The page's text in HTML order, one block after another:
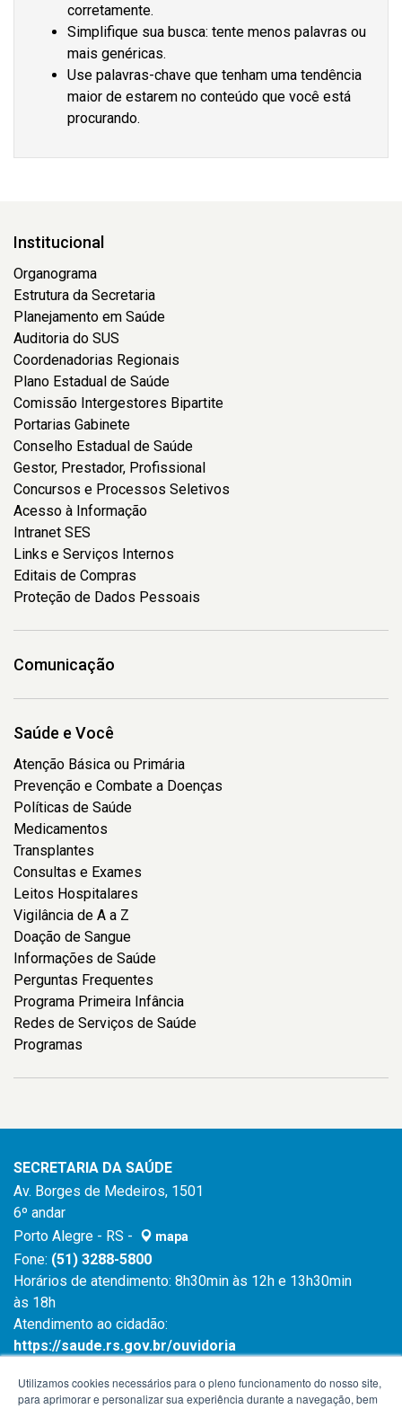
corretamente.
Simplifique sua busca: tente menos palavras ou
mais genéricas.
Use palavras-chave que tenham uma tendência
maior de estarem no conteúdo que você está
procurando.
Institucional
Organograma
Estrutura da Secretaria
Planejamento em Saúde
Auditoria do SUS
Coordenadorias Regionais
Plano Estadual de Saúde
Comissão Intergestores Bipartite
Portarias Gabinete
Conselho Estadual de Saúde
Gestor, Prestador, Profissional
Concursos e Processos Seletivos
Acesso à Informação
Intranet SES
Links e Serviços Internos
Editais de Compras
Proteção de Dados Pessoais
Comunicação
Saúde e Você
Atenção Básica ou Primária
Prevenção e Combate a Doenças
Políticas de Saúde
Medicamentos
Transplantes
Consultas e Exames
Leitos Hospitalares
Vigilância de A a Z
Doação de Sangue
Informações de Saúde
Perguntas Frequentes
Programa Primeira Infância
Redes de Serviços de Saúde
Programas
SECRETARIA DA SAÚDE
Av. Borges de Medeiros, 1501
6º andar
Porto Alegre - RS -
mapa
Fone: (51) 3288-5800
Horários de atendimento: 8h30min às 12h e 13h30min
às 18h
Atendimento ao cidadão:
https://saude.rs.gov.br/ouvidoria
Utilizamos cookies necessários para o pleno funcionamento do nosso site,
para aprimorar e personalizar sua experiência durante a navegação, bem